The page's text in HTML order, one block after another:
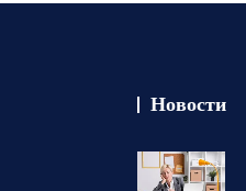
Новости